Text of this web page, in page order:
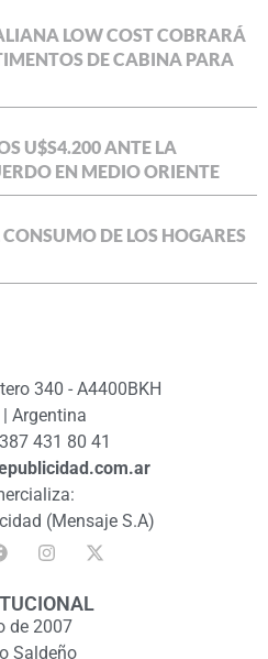
LOW COST COBRARÁ
DE CABINA PARA
U$S4.200 ANTE LA
EN MEDIO ORIENTE
DE LOS HOGARES
340 - A4400BKH
Argentina
431 80 41
(Mensaje S.A)
de 2007
Saldeño